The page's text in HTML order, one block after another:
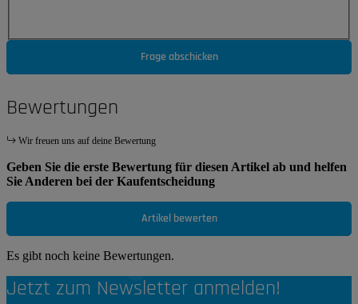
Frage abschicken
Bewertungen
Wir freuen uns auf deine Bewertung
Geben Sie die erste Bewertung für diesen Artikel ab und helfen
Sie Anderen bei der Kaufentscheidung
Artikel bewerten
Es gibt noch keine Bewertungen.
Jetzt zum Newsletter anmelden!